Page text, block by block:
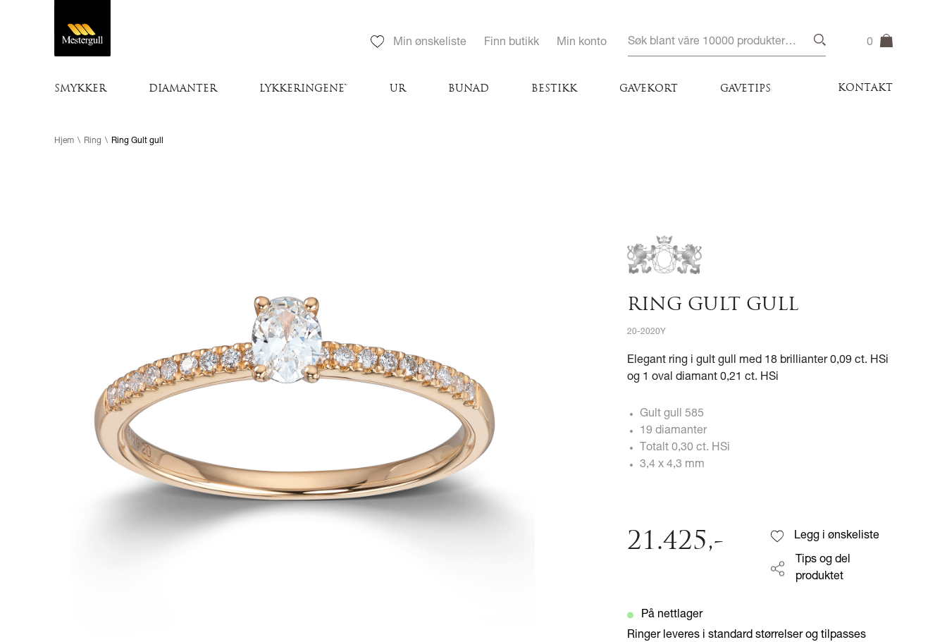
Min ønskeliste Finn butikk Min konto 0
SMYKKER DIAMANTER LYKKERINGENE™ UR BUNAD BESTIKK GAVEKORT GAVETIPS KONTAKT
Hjem \ Ring \ Ring Gult gull
RING GULT GULL
20-2020Y
Elegant ring i gult gull med 18 brillianter 0,09 ct. HSi
og 1 oval diamant 0,21 ct. HSi
Gult gull 585
19 diamanter
Totalt 0,30 ct. HSi
3,4 x 4,3 mm
21.425,- Legg i ønskeliste
Tips og del
produktet
På nettlager
Ringer leveres i standard størrelser og tilpasses